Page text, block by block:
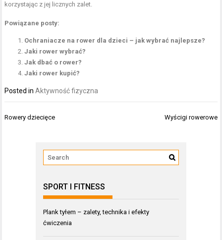
korzystając z jej licznych zalet.
Powiązane posty:
Ochraniacze na rower dla dzieci – jak wybrać najlepsze?
Jaki rower wybrać?
Jak dbać o rower?
Jaki rower kupić?
Posted inAktywność fizyczna
Nawigacja
Rowery dziecięce Wyścigi rowerowe
SPORT I FITNESS
Plank tyłem – zalety, technika i efekty
ćwiczenia